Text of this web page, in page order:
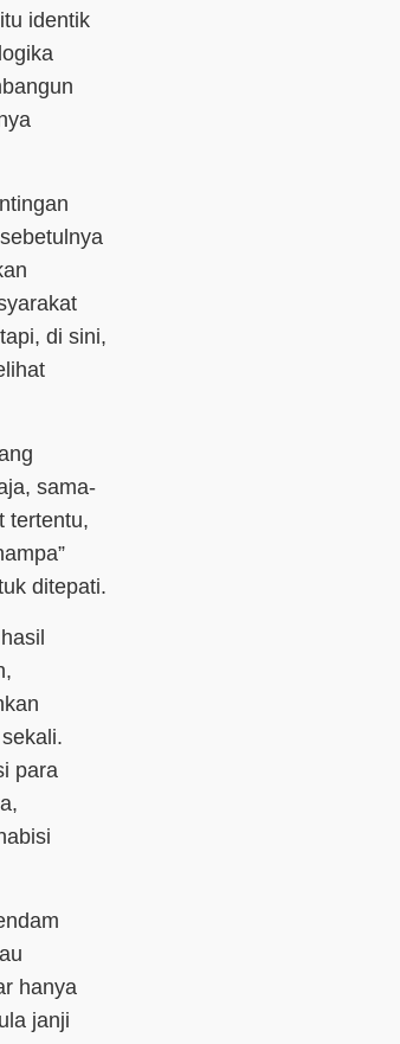
identik
di sini,
sama-
tertentu,
ditepati.
para
hanya
janji